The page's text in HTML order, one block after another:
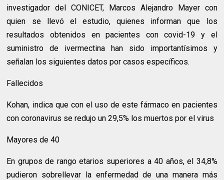
investigador del CONICET, Marcos Alejandro Mayer con
quien se llevó el estudio, quienes informan que los
resultados obtenidos en pacientes con covid-19 y el
suministro de ivermectina han sido importantísimos y
señalan los siguientes datos por casos específicos.
Fallecidos
Kohan, indica que con el uso de este fármaco en pacientes
con coronavirus se redujo un 29,5% los muertos por el virus
Mayores de 40
En grupos de rango etarios superiores a 40 años, el 34,8%
pudieron sobrellevar la enfermedad de una manera más